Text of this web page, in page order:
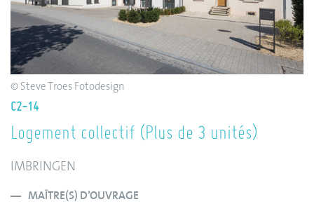
C2-14
Logement collectif (Plus de 3 unités)
IMBRINGEN
MAÎTRE(S) D’OUVRAGE
© Steve Troes Fotodesign